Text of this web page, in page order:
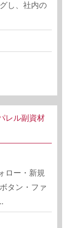
し、社内の
レル副資材
ロー・新規
タン・ファ